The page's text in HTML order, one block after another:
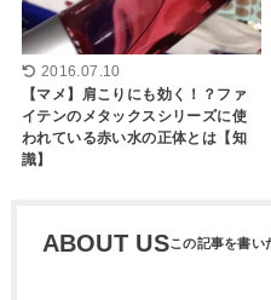
2016.07.10
【マメ】肩こりにも効く！？ファ
イテンのメタックスシリーズに使
われている赤い水の正体とは【知
識】
ABOUT US